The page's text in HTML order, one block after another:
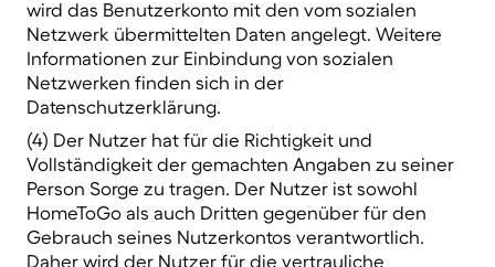
wird das Benutzerkonto mit den vom sozialen
Netzwerk übermittelten Daten angelegt. Weitere
Informationen zur Einbindung von sozialen
Netzwerken finden sich in der
Datenschutzerklärung.
(4) Der Nutzer hat für die Richtigkeit und
Vollständigkeit der gemachten Angaben zu seiner
Person Sorge zu tragen. Der Nutzer ist sowohl
HomeToGo als auch Dritten gegenüber für den
Gebrauch seines Nutzerkontos verantwortlich.
Daher wird der Nutzer für die vertrauliche